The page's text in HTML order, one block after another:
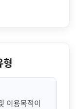
형
이용목적이